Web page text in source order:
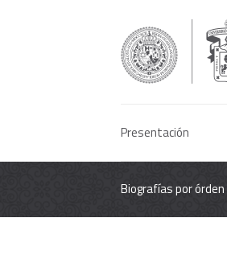
Presentación
Biografías por